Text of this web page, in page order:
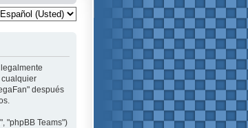
cualquier
después
"phpBB Teams")